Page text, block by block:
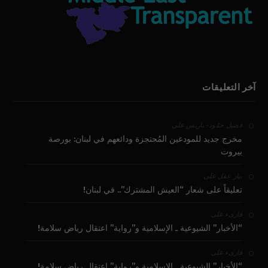
آخر التعليقات
فضيل حمّود - باريس على
مخرج جديد للمودعين المُحتجزة ودائعهم في لبنان: بورصة
بيروت
بيار عقل على
تعليقاً على شعار “العيش المشترك”.. في لبنان!
قارىء على
“الأخبار” الشيوعية ـ الإسلامية و”رواية” اعتقال رياض سلامة!
قارىء على